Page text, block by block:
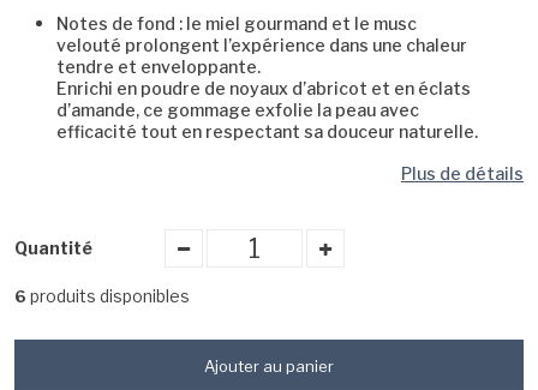
Notes de fond : le miel gourmand et le musc
velouté prolongent l’expérience dans une chaleur
tendre et enveloppante.
Enrichi en poudre de noyaux d’abricot et en éclats
d’amande, ce gommage exfolie la peau avec
efficacité tout en respectant sa douceur naturelle.
Plus de détails
Quantité
6 produits disponibles
Ajouter au panier